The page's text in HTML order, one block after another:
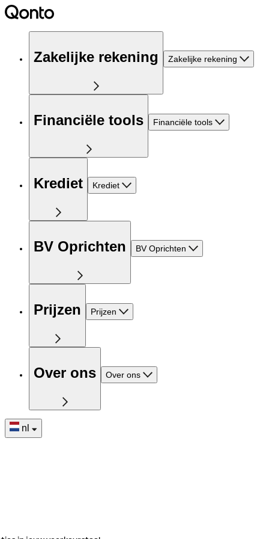
Zakelijke rekening Zakelijke rekening
Financiële tools Financiële tools
Krediet Krediet
BV Oprichten BV Oprichten
Prijzen Prijzen
Over ons Over ons
nl